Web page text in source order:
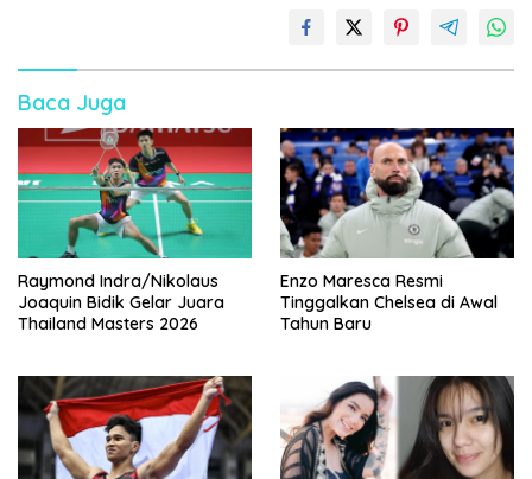
Baca Juga
Raymond Indra/Nikolaus
Joaquin Bidik Gelar Juara
Thailand Masters 2026
Enzo Maresca Resmi
Tinggalkan Chelsea di Awal
Tahun Baru